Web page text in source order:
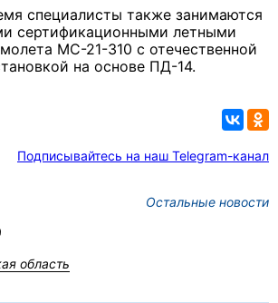
специалисты также занимаются
сертификационными летными
МС-21-310 с отечественной
на основе ПД-14.
Подписывайтесь на наш Telegram-канал
Остальные новости
область